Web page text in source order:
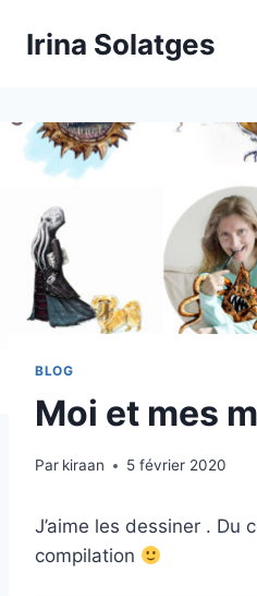
Irina Solatges
BLOG
Moi et mes
Par kiraan 5 février 2020
J’aime les dessiner . Du
compilation